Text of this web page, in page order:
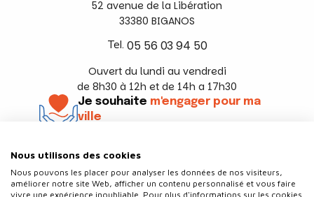
52 avenue de la Libération
33380 BIGANOS
Tel. 05 56 03 94 50
Ouvert du lundi au vendredi
de 8h30 à 12h et de 14h a 17h30
Je souhaite m'engager pour ma
ville
Nous utilisons des cookies
Nous pouvons les placer pour analyser les données de nos visiteurs,
améliorer notre site Web, afficher un contenu personnalisé et vous faire
vivre une expérience inoubliable. Pour plus d'informations sur les cookies